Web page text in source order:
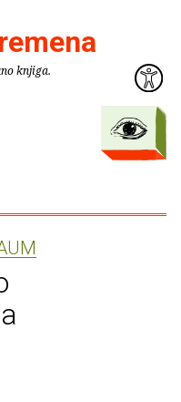
knjiga.